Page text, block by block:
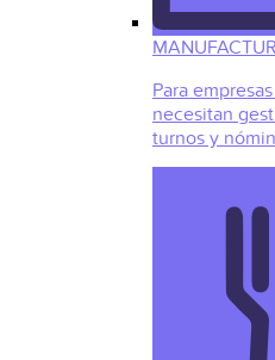
Para
necesitan
turnos y